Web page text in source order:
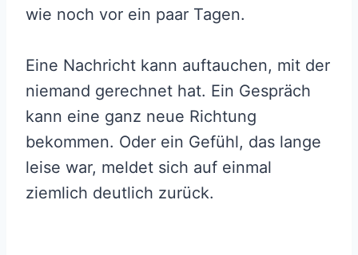
wie noch vor ein paar Tagen.
Eine Nachricht kann auftauchen, mit der
niemand gerechnet hat. Ein Gespräch
kann eine ganz neue Richtung
bekommen. Oder ein Gefühl, das lange
leise war, meldet sich auf einmal
ziemlich deutlich zurück.